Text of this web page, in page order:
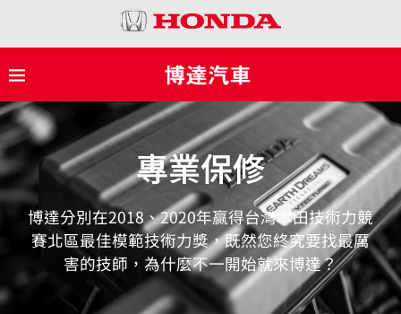
專業保修
博達分別在2018、2020年贏得台灣本田技術力競
賽北區最佳模範技術力獎，既然您終究要找最厲
害的技師，為什麼不一開始就來博達？